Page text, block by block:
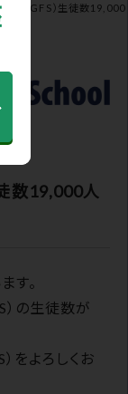
（GFS）生徒数19,000
数19,000人
す。
の生徒数が
をよろしくお